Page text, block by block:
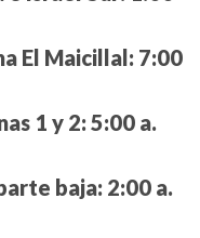
El Maicillal: 7:00
1 y 2: 5:00 a.
baja: 2:00 a.